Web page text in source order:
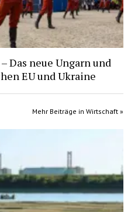
Das neue Ungarn und
EU und Ukraine
Mehr Beiträge in Wirtschaft »